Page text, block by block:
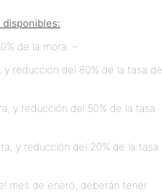
de la mora. –
reducción del 80% de la tasa de
y reducción del 50% de la tasa
y reducción del 20% de la tasa
mes de enero, deberán tener